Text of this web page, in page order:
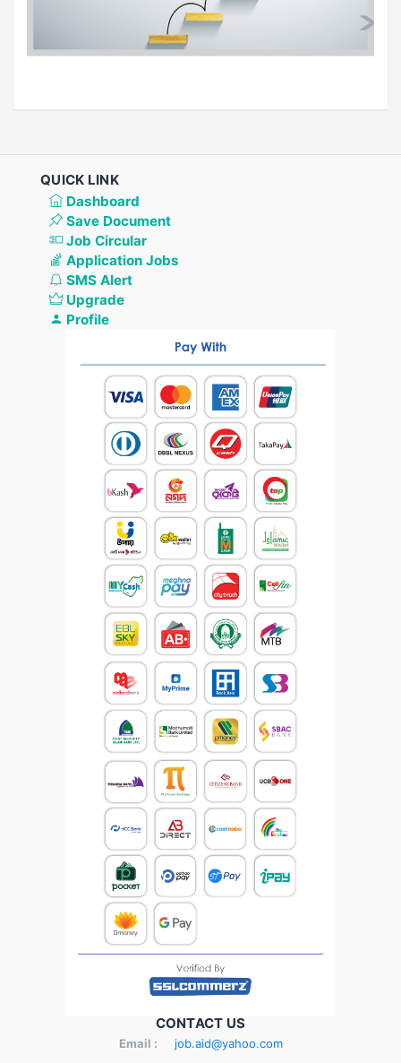
QUICK LINK
Dashboard
Save Document
Job Circular
Application Jobs
SMS Alert
Upgrade
Profile
CONTACT US
Email : job.aid@yahoo.com